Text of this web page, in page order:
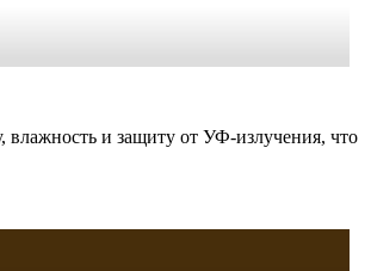
влажность и защиту от УФ-излучения, что